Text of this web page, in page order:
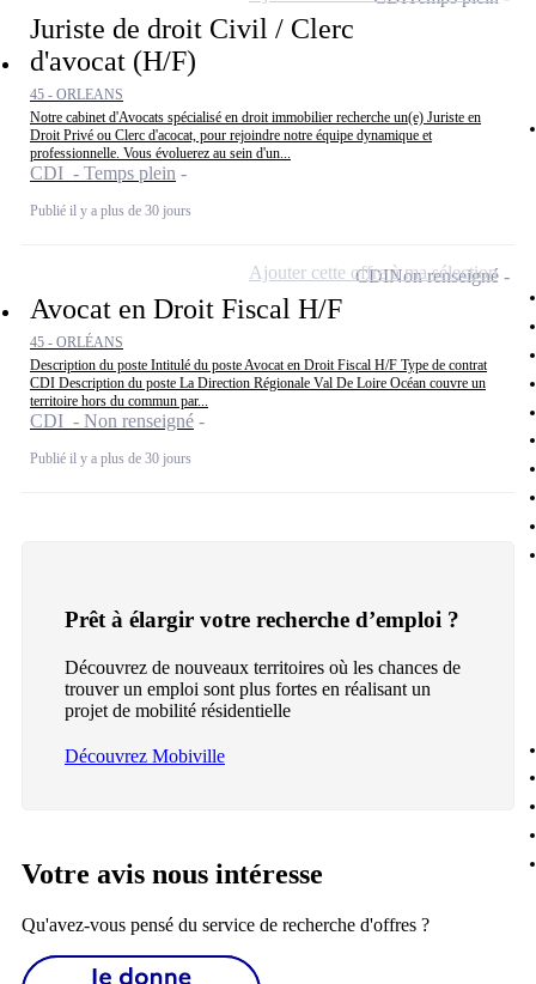
Juriste de droit Civil / Clerc
d'avocat (H/F)
45 - ORLEANS
Notre cabinet d'Avocats spécialisé en droit immobilier recherche un(e) Juriste en
Droit Privé ou Clerc d'acocat, pour rejoindre notre équipe dynamique et
professionnelle. Vous évoluerez au sein d'un...
CDI - Temps plein
Publié il y a plus de 30 jours
Avocat en Droit Fiscal H/F
45 - ORLÉANS
Description du poste Intitulé du poste Avocat en Droit Fiscal H/F Type de contrat
CDI Description du poste La Direction Régionale Val De Loire Océan couvre un
territoire hors du commun par...
CDI - Non renseigné
Publié il y a plus de 30 jours
CDINon renseigné
Ajouter cette offre à ma sélection
Prêt à élargir votre recherche d’emploi ?
Découvrez de nouveaux territoires où les chances de
trouver un emploi sont plus fortes en réalisant un
projet de mobilité résidentielle
Découvrez Mobiville
Votre avis nous intéresse
Qu'avez-vous pensé du service de recherche d'offres ?